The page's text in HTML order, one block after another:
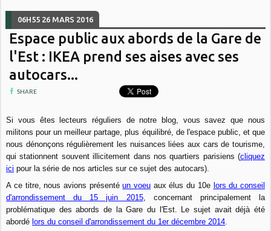
06H55 26 MARS 2016
Espace public aux abords de la Gare de
l'Est : IKEA prend ses aises avec ses
autocars...
SHARE
Si vous êtes lecteurs réguliers de notre blog, vous savez que nous
militons pour un meilleur partage, plus équilibré, de l'espace public, et que
nous dénonçons régulièrement les nuisances liées aux cars de tourisme,
qui stationnent souvent illicitement dans nos quartiers parisiens (cliquez
ici pour la série de nos articles sur ce sujet des autocars).
A ce titre, nous avions présentéun voeu aux élus du 10e lors du conseil
d'arrondissement du 15 juin 2015, concernant principalement la
problématique des abords de la Gare du l'Est. Le sujet avait déjà été
abordé lors du conseil d'arrondissement du 1er décembre 2014